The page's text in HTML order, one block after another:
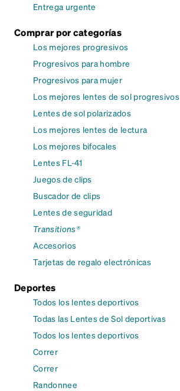
Entrega urgente
Comprar por categorías
Los mejores progresivos
Progresivos para hombre
Progresivos para mujer
Los mejores lentes de sol progresivos
Lentes de sol polarizados
Los mejores lentes de lectura
Los mejores bifocales
Lentes FL-41
Juegos de clips
Buscador de clips
Lentes de seguridad
Transitions®
Accesorios
Tarjetas de regalo electrónicas
Deportes
Todos los lentes deportivos
Todas las Lentes de Sol deportivas
Todos los lentes deportivos
Correr
Correr
Randonnee